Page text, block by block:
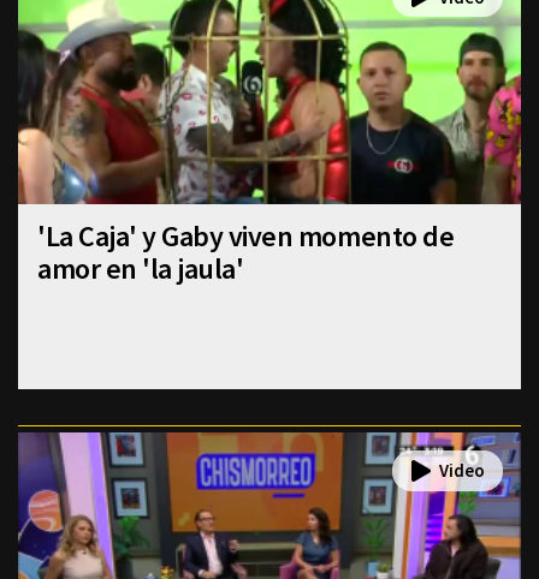
'La Caja' y Gaby viven momento de
amor en 'la jaula'